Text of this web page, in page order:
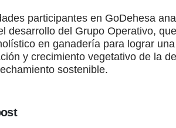
participantes en GoDehesa
desarrollo del Grupo Operativo,
en ganadería para lograr
y crecimiento vegetativo de la
sostenible.